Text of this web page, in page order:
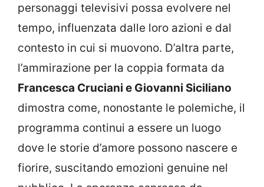
personaggi televisivi possa evolvere nel
tempo, influenzata dalle loro azioni e dal
contesto in cui si muovono. D’altra parte,
l’ammirazione per la coppia formata da
Francesca Cruciani e Giovanni Siciliano
dimostra come, nonostante le polemiche, il
programma continui a essere un luogo
dove le storie d’amore possono nascere e
fiorire, suscitando emozioni genuine nel